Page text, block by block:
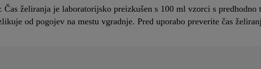
Čas želiranja je laboratorijsko preizkušen s 100 ml vzorci s
od pogojev na mestu vgradnje. Pred uporabo preverite čas